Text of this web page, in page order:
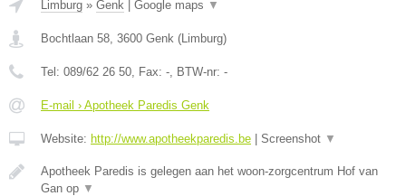
Limburg » Genk Google maps ▼
Bochtlaan 58 3600 Genk ( Limburg)
Tel: 089/62 26 50 , Fax: - , BTW-nr: -
E-mail › Apotheek Paredis Genk
Website: http://www.apotheekparedis.be Screenshot ▼
Apotheek Paredis is gelegen aan het woon-zorgcentrum Hof van
Gan op ▼